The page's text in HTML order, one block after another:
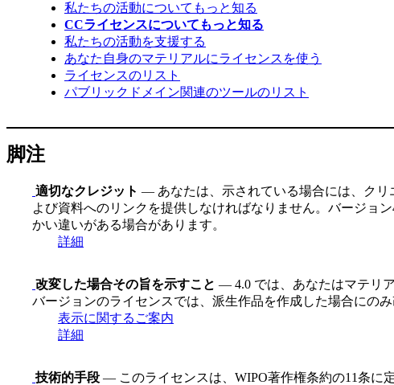
私たちの活動についてもっと知る
CCライセンスについてもっと知る
私たちの活動を支援する
あなた自身のマテリアルにライセンスを使う
ライセンスのリスト
パブリックドメイン関連のツールのリスト
脚注
適切なクレジット — あなたは、示されている場合には、クリ
よび資料へのリンクを提供しなければなりません。バージョ
かい違いがある場合があります。
詳細
改変した場合その旨を示すこと — 4.0 では、あなたはマテリ
バージョンのライセンスでは、派生作品を作成した場合にの
表示に関するご案内
詳細
技術的手段 — このライセンスは、WIPO著作権条約の11条に